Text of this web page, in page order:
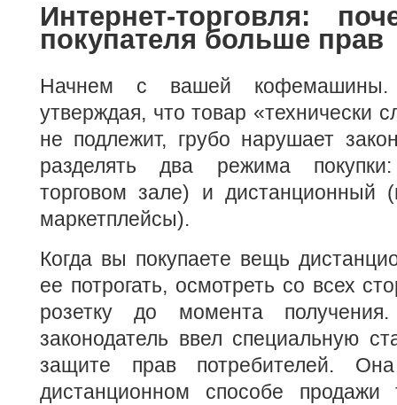
Интернет-торговля:
покупателя больше прав
Начнем с вашей кофемашины.
утверждая, что товар «технически
не подлежит, грубо нарушает
разделять два режима
торговом зале) и дистанционный
маркетплейсы).
Когда вы покупаете вещь
ее потрогать, осмотреть со всех
розетку до момента
законодатель ввел специальную
защите прав потребителей.
дистанционном способе